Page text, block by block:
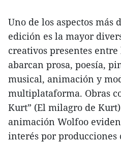
Uno de los aspectos más
edición es la mayor
creativos presentes
abarcan prosa, poesía,
musical, animación y
multiplataforma. Obras
Kurt” (El milagro de
animación Wolfoo
interés por producciones